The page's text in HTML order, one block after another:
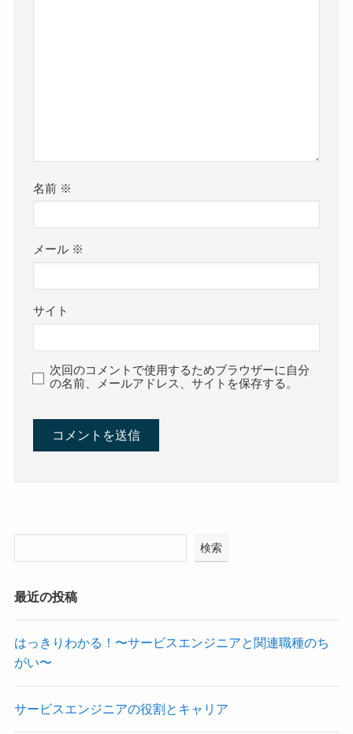
名前 ※
メール ※
サイト
次回のコメントで使用するためブラウザーに自分
の名前、メールアドレス、サイトを保存する。
検索
最近の投稿
はっきりわかる！〜サービスエンジニアと関連職種のち
がい〜
サービスエンジニアの役割とキャリア